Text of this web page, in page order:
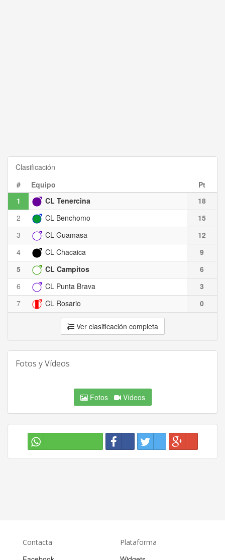
Clasificación
#
Equipo
Pt
1
CL Tenercina
18
2
CL Benchomo
15
3
CL Guamasa
12
4
CL Chacaica
9
5
CL Campitos
6
6
CL Punta Brava
3
7
CL Rosario 0
Ver clasificación completa
Fotos y Vídeos
Fotos Vídeos
Contacta Plataforma